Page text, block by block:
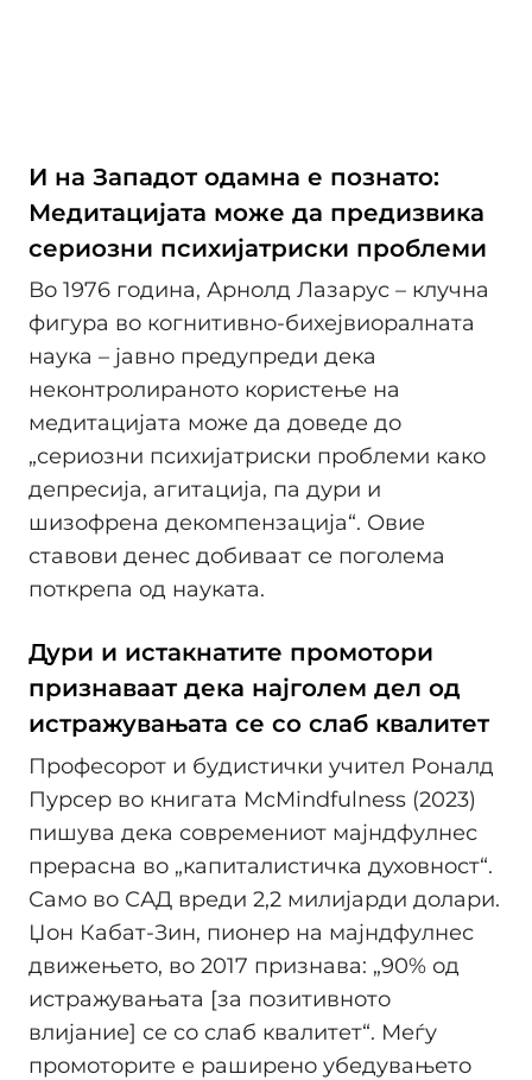
И на Западот одамна е познато:
Медитацијата може да предизвика
сериозни психијатриски проблеми
Во 1976 година, Арнолд Лазарус – клучна
фигура во когнитивно-бихејвиоралната
наука – јавно предупреди дека
неконтролираното користење на
медитацијата може да доведе до
„сериозни психијатриски проблеми како
депресија, агитација, па дури и
шизофрена декомпензација“. Овие
ставови денес добиваат се поголема
поткрепа од науката.
Дури и истакнатите промотори
признаваат дека најголем дел од
истражувањата се со слаб квалитет
Професорот и будистички учител Роналд
Пурсер во книгата McMindfulness (2023)
пишува дека современиот мајндфулнес
прерасна во „капиталистичка духовност“.
Само во САД вреди 2,2 милијарди долари.
Џон Кабат-Зин, пионер на мајндфулнес
движењето, во 2017 признава: „90% од
истражувањата [за позитивното
влијание] се со слаб квалитет“. Меѓу
промоторите е раширено убедувањето